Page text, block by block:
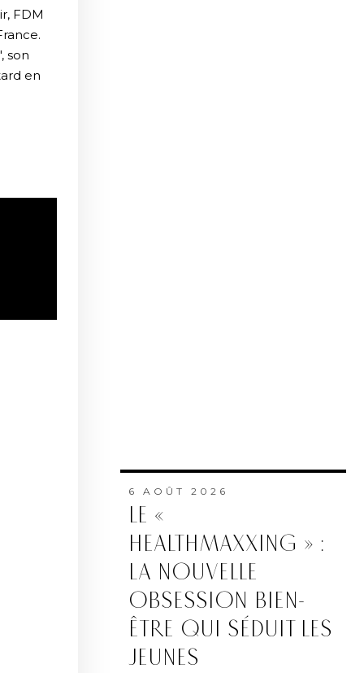
FDM
son
en
6 AOÛT 2026
LE «
HEALTHMAXXING » :
LA NOUVELLE
OBSESSION BIEN-
ÊTRE QUI SÉDUIT LES
JEUNES